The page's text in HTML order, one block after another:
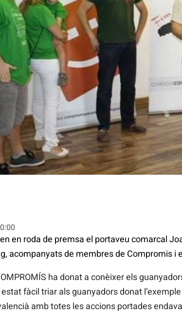
en roda de premsa el portaveu comarcal
acompanyats de membres de Compromis i
ha donat a conèixer els
estat fàcil triar als guanyadors donat
amb totes les accions portades